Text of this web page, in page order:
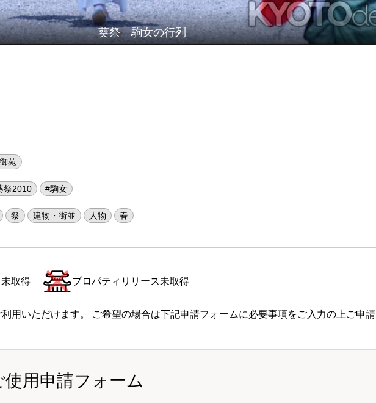
葵祭 駒女の行列
苑
祭2010 #駒女
祭 建物・街並 人物 春
取得 プロパティリリース未取得
用いただけます。 ご希望の場合は下記申請フォームに必要事項をご入力の上ご申請
用申請フォーム